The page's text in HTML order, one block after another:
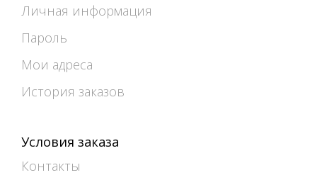
Личная информация
Пароль
Мои адреса
История заказов
Условия заказа
Контакты